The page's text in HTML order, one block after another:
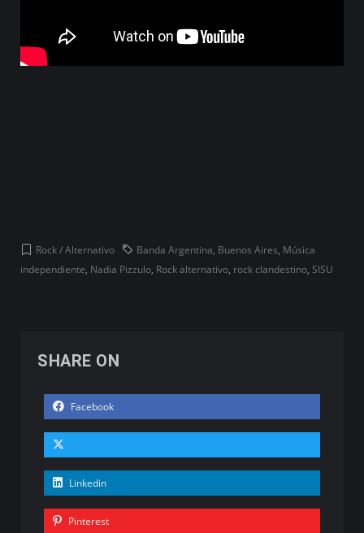
Rock / Alternativo Banda Argentina, Buenos Aires, Música
independiente, Nadia Pizzulo, Rock alternativo, rock clandestino, SISU
SHARE ON
Facebook
Linkedin
Pinterest